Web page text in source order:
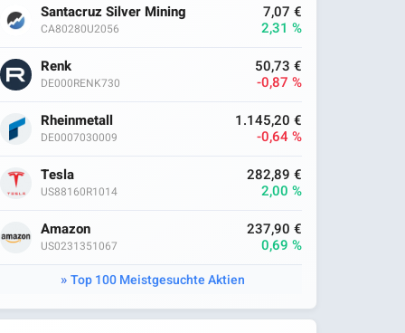
Santacruz Silver Mining
CA80280U2056
7,07 €
2,31 %
Renk
DE000RENK730
50,73 €
-0,87 %
Rheinmetall
DE0007030009
1.145,20 €
-0,64 %
Tesla
US88160R1014
282,89 €
2,00 %
Amazon
US0231351067
237,90 €
0,69 %
Top 100 Meistgesuchte Aktien